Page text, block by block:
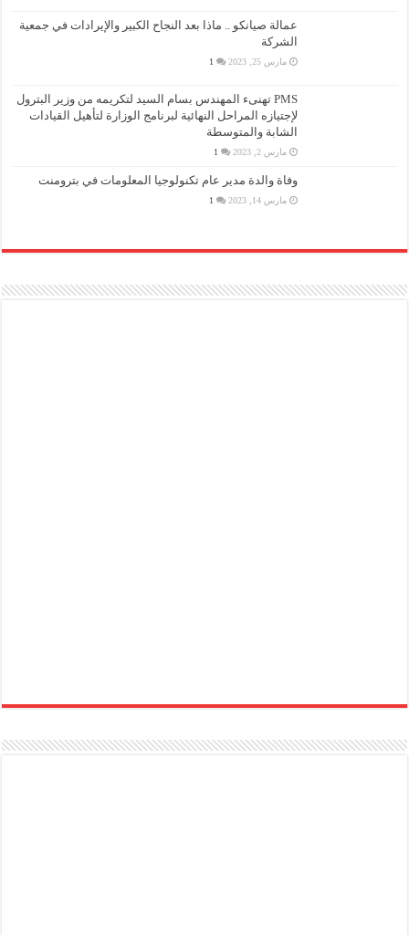
عمالة صيانكو .. ماذا بعد النجاح الكبير والإيرادات في جمعية
الشركة
مارس 25, 2023 1
PMS تهنىء المهندس بسام السيد لتكريمه من وزير البترول
لإجتيازه المراحل النهائية لبرنامج الوزارة لتأهيل القيادات
الشابة والمتوسطة
مارس 2, 2023 1
وفاة والدة مدير عام تكنولوجيا المعلومات في بترومنت
مارس 14, 2023 1